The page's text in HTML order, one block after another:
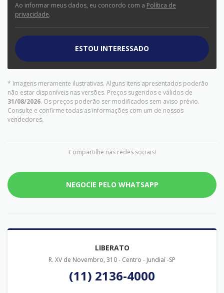
Ao informar meus dados, eu concordo com a Política de
privacidade.
ESTOU INTERESSADO
* Imagens meramente ilustrativas. Alguns itens apresentados poderão
não estar disponíveis nas versões. Preços sugeridos e válidos de
31/08/2026. Os preços poderão ser modificados sem aviso prévio.
Consulte e confirme todas as informações com um de nossos
vendedores.
Compartilhe nas redes sociais!
NEGOCIE PELO WHATSAPP
LIBERATO
R. XV de Novembro, 310 - Centro - Jundiaí -SP
(11) 2136-4000